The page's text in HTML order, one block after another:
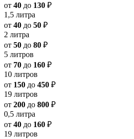
от 40 до 130 ₽
1,5 литра
от 40 до 50 ₽
2 литра
от 50 до 80 ₽
5 литров
от 70 до 160 ₽
10 литров
от 150 до 450 ₽
19 литров
от 200 до 800 ₽
0,5 литра
от 40 до 160 ₽
19 литров